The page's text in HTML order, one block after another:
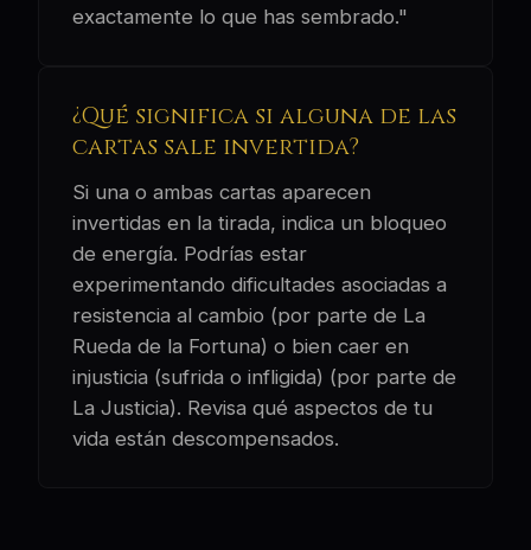
exactamente lo que has sembrado."
¿Qué significa si alguna de las
cartas sale invertida?
Si una o ambas cartas aparecen
invertidas en la tirada, indica un bloqueo
de energía. Podrías estar
experimentando dificultades asociadas a
resistencia al cambio (por parte de La
Rueda de la Fortuna) o bien caer en
injusticia (sufrida o infligida) (por parte de
La Justicia). Revisa qué aspectos de tu
vida están descompensados.